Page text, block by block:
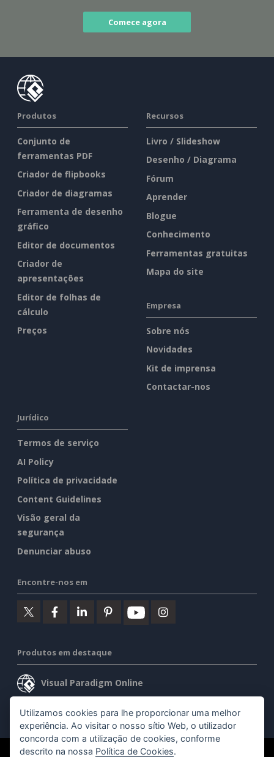
Comece agora
Produtos
Conjunto de
ferramentas PDF
Criador de flipbooks
Criador de diagramas
Ferramenta de desenho
gráfico
Editor de documentos
Criador de
apresentações
Editor de folhas de
cálculo
Preços
Recursos
Livro / Slideshow
Desenho / Diagrama
Fórum
Aprender
Blogue
Conhecimento
Ferramentas gratuitas
Mapa do site
Empresa
Sobre nós
Novidades
Kit de imprensa
Contactar-nos
Jurídico
Termos de serviço
AI Policy
Política de privacidade
Content Guidelines
Visão geral da
segurança
Denunciar abuso
Encontre-nos em
Produtos em destaque
Visual Paradigm Online
Visual Paradigm Desktop
Utilizamos cookies para lhe proporcionar uma melhor
experiência. Ao visitar o nosso sítio Web, o utilizador
concorda com a utilização de cookies, conforme
descrito na nossa Política de Cookies.